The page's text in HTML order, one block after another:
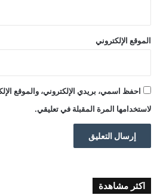
الموقع الإلكتروني
احفظ اسمي، بريدي الإلكتروني، والموقع
لاستخدامها المرة المقبلة في تعليقي.
اكثر مشاهدة